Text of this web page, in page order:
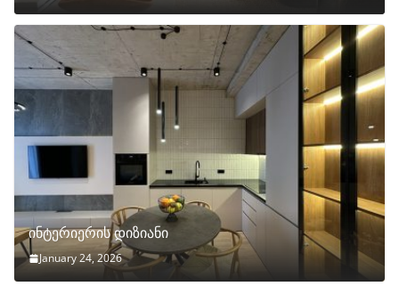
ინტერიერის დიზიანი
January 24, 2026